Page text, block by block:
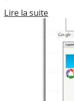
Lire la suite